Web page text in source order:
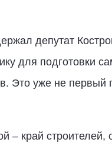
депутат
для подготовки
Это уже не первый
– край строителей,